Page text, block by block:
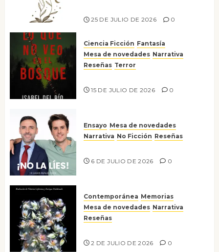
25 DE JULIO DE 2026 0
Ciencia Ficción Fantasía
Mesa de novedades Narrativa
Reseñas Terror
15 DE JULIO DE 2026 0
Ensayo Mesa de novedades
Narrativa No Ficción Reseñas
6 DE JULIO DE 2026 0
Contemporánea Memorias
Mesa de novedades Narrativa
Reseñas
2 DE JULIO DE 2026 0